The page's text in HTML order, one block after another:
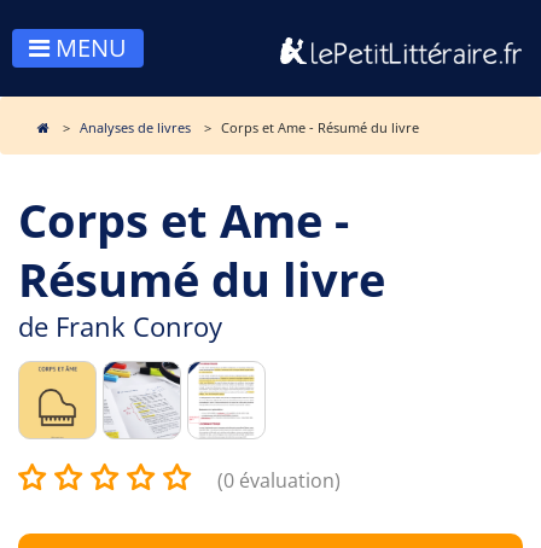
MENU
Analyses de livres Corps et Ame - Résumé du livre
Corps et Ame -
Résumé du livre
de Frank Conroy
(0 évaluation)